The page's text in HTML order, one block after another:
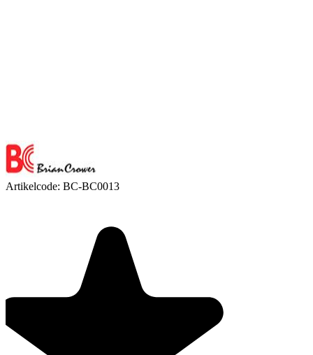
Artikelcode: BC-BC0013